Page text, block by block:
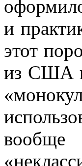
и
этот
из США и
вообще